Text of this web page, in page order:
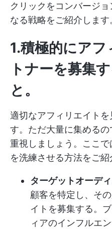
クリックをコンバージ
なる戦略をご紹介します
1.積極的にア
トナーを募集
と。
適切なアフィリエイト
す。ただ大量に集める
重視しましょう。ここ
を洗練させる方法をご紹
ターゲットオーデ
顧客を特定し、そ
イトを募集する。
ィアのインフルエ